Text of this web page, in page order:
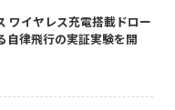
ワイヤレス充電搭載ドロー
自律飛行の実証実験を開